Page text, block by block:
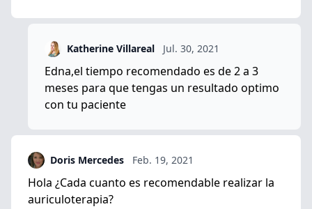
Katherine Villareal Jul. 30, 2021
Edna,el tiempo recomendado es de 2 a 3
meses para que tengas un resultado optimo
con tu paciente
Doris Mercedes Feb. 19, 2021
Hola ¿Cada cuanto es recomendable realizar la
auriculoterapia?